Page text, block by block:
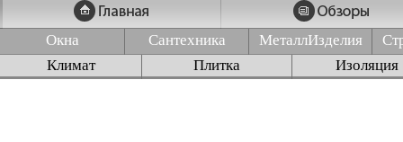
Окна Сантехника МеталлИзделия
Климат
Плитка Изоляция